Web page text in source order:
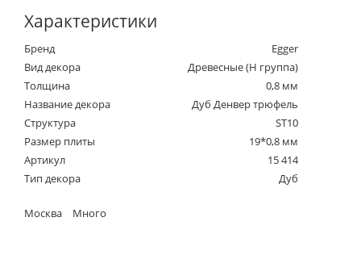
Характеристики
Бренд
Egger
Вид декора
Древесные (Н группа)
Толщина
0,8 мм
Название декора
Дуб Денвер трюфель
Структура
ST10
Размер плиты
19*0,8 мм
Артикул
15 414
Тип декора
Дуб
Москва Много